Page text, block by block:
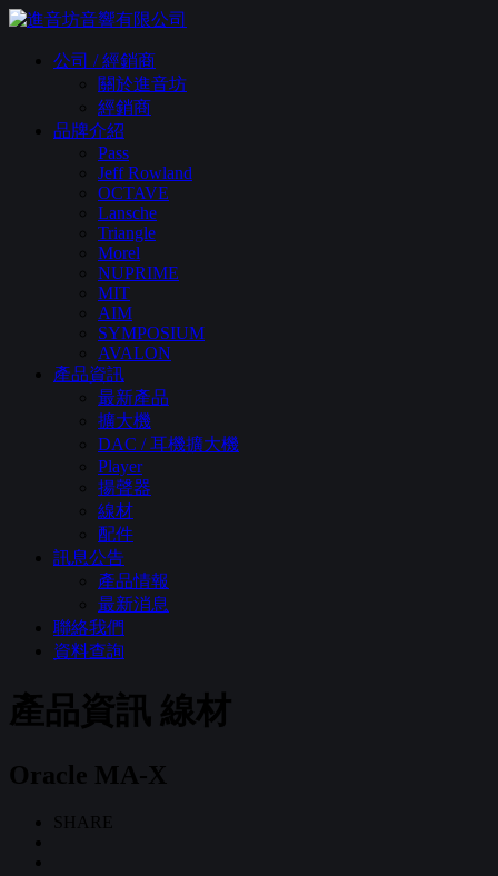
公司 / 經銷商
關於進音坊
經銷商
品牌介紹
Pass
Jeff Rowland
OCTAVE
Lansche
Triangle
Morel
NUPRIME
MIT
AIM
SYMPOSIUM
AVALON
產品資訊
最新產品
擴大機
DAC / 耳機擴大機
Player
揚聲器
線材
配件
訊息公告
產品情報
最新消息
聯絡我們
資料查詢
產品資訊 線材
Oracle MA-X
SHARE